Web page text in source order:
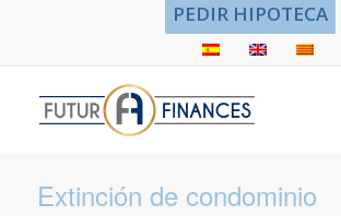
PEDIR HIPOTECA
Extinción de condominio